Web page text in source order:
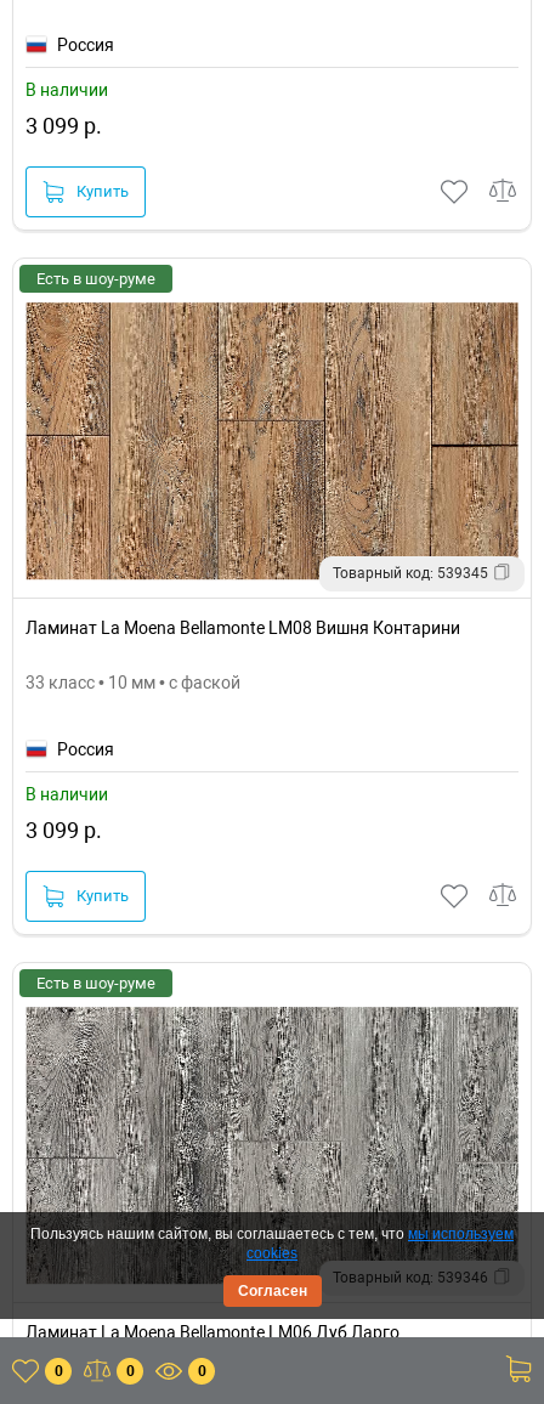
Россия
В наличии
3 099 р.
Купить
Есть в шоу-руме
Товарный код: 539345
Ламинат La Moena Bellamonte LM08 Вишня Контарини
33 класс • 10 мм • с фаской
Россия
В наличии
3 099 р.
Купить
Есть в шоу-руме
Товарный код: 539346
Ламинат La Moena Bellamonte LM06 Дуб Ларго
33 класс • 10 мм • с фаской
0 0 0
Пользуясь нашим сайтом, вы соглашаетесь с тем, что мы используем
cookies
Согласен